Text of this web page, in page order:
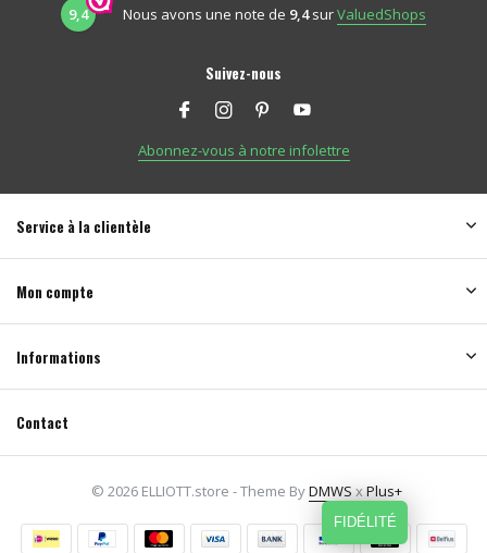
9,4 Nous avons une note de 9,4surValuedShops
Suivez-nous
Abonnez-vous à notre infolettre
Service à la clientèle
Mon compte
Informations
Contact
© 2026 ELLIOTT.store - Theme ByDMWS xPlus+
FIDÉLITÉ